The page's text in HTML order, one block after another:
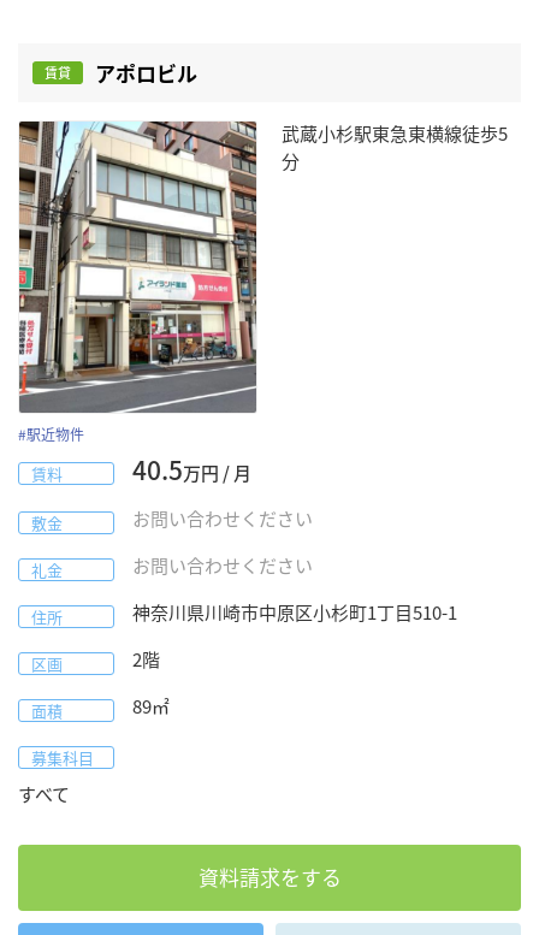
賃貸 アポロビル
武蔵小杉駅東急東横線徒歩5
分
#駅近物件
賃料 40.5万円 / 月
敷金 お問い合わせください
礼金 お問い合わせください
住所 神奈川県川崎市中原区小杉町1丁目510-1
区画 2階
面積 89㎡
募集科目
すべて
資料請求をする